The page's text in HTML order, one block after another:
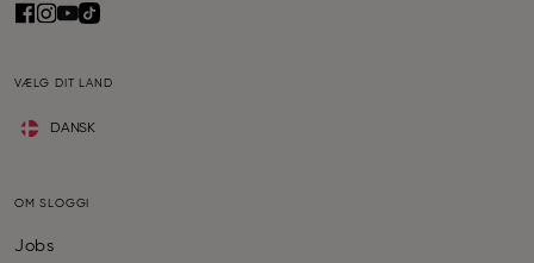
VÆLG DIT LAND
DANSK
OM SLOGGI
Jobs